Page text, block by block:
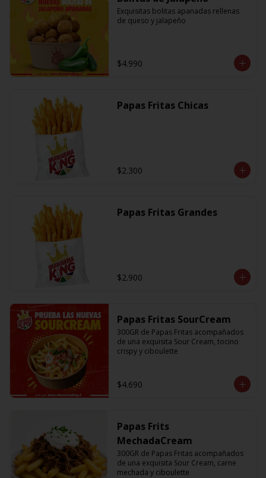
Exquisitas bolitas apanadas rellenas
de queso y jalapeño
$4.990
Papas Fritas Chicas
$2.300
Papas Fritas Grandes
$2.900
Papas Fritas SourCream
300GR de Papas Fritas acompañados
de una exquisita Sour Cream, tocino
crispy y ciboulette
$4.690
Papas Frits
MechadaCream
300GR de Papas Fritas acompañados
de una exquisita Sour Cream, carne
mechada y ciboulette